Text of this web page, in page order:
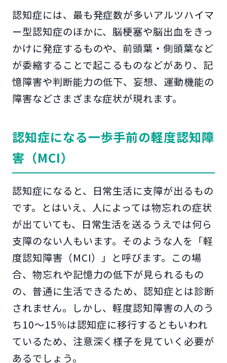
認知症には、最も発症数が多いアルツハイマ
ー型認知症のほかに、脳梗塞や脳出血をきっ
かけに発症するものや、前頭葉・側頭葉など
が委縮することで起こるものなどがあり、記
憶障害や判断能力の低下、妄想、運動機能の
障害などさまざまな症状が現れます。
認知症になる一歩手前の軽度認知障
害（MCI）
認知症になると、日常生活に支障が出るもの
です。とはいえ、人によっては物忘れの症状
が出ていても、日常生活を送るうえでは何ら
支障のない人もいます。そのような人を「軽
度認知障害（MCI）」と呼びます。この場
合、物忘れや記憶力の低下が見られるもの
の、普通に生活できるため、認知症とは診断
されません。しかし、軽度認知障害の人のう
ち10～15％は認知症に移行するともいわれ
ているため、注意深く様子を見ていく必要が
あるでしょう。